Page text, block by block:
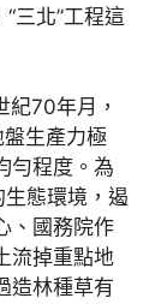
三北”工程這
紀70年月，
盤生產力極
勻程度。為
生態環境，遏
、國務院作
流掉重點地
造林種草有